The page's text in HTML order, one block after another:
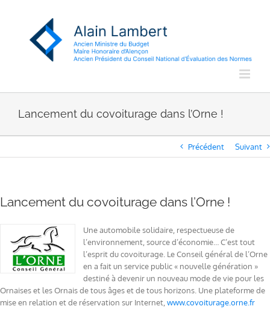
Lancement du covoiturage dans l’Orne !
Précédent Suivant
Lancement du covoiturage dans l’Orne !
Une automobile solidaire, respectueuse de
l’environnement, source d’économie… C’est tout
l’esprit du covoiturage. Le Conseil général de l’Orne
en a fait un service public « nouvelle génération »
destiné à devenir un nouveau mode de vie pour les
Ornaises et les Ornais de tous âges et de tous horizons. Une plateforme de
mise en relation et de réservation sur Internet, www.covoiturage.orne.fr